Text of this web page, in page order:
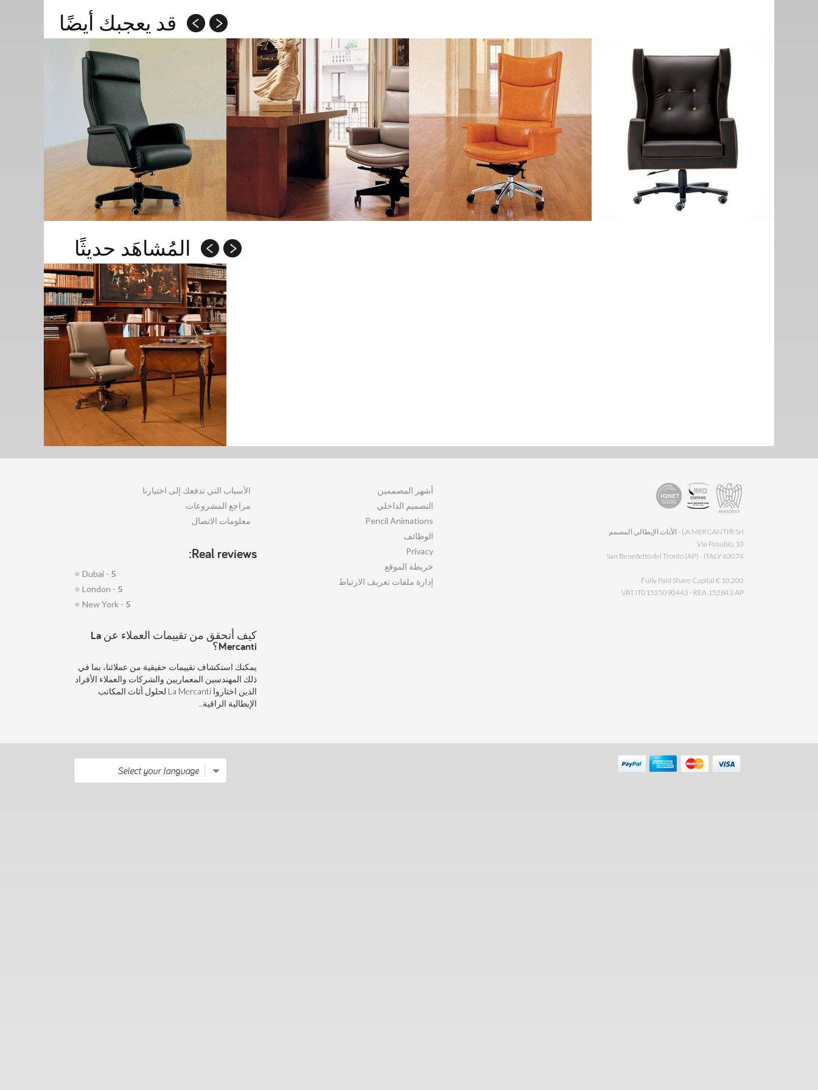
قد يعجبك أيضًا
المُشاهَد حديثًا
الأسباب التي تدفعك إلى اختيارنا
مراجع المشروعات
معلومات الاتصال
Real reviews:
Dubai - 5
⭐
London - 5
⭐
New York - 5
⭐
كيف أتحقق من تقييمات العملاء عن La
Mercanti؟
يمكنك استكشاف تقييمات حقيقية من عملائنا، بما في
ذلك المهندسين المعماريين والشركات والعملاء الأفراد
الذين اختاروا La Mercanti لحلول أثاث المكاتب
الإيطالية الراقية..
أشهر المصممين
التصميم الداخلي
Pencil Animations
الوظائف
Privacy
خريطة الموقع
إدارة ملفات تعريف الارتباط
LA MERCANTI® Srl - الأثاث الإيطالي المصمم
Via Pasubio, 10
63074 San Benedetto del Tronto (AP) - ITALY
Fully Paid Share Capital € 10.200
VAT IT01525090443 - REA 152843 AP